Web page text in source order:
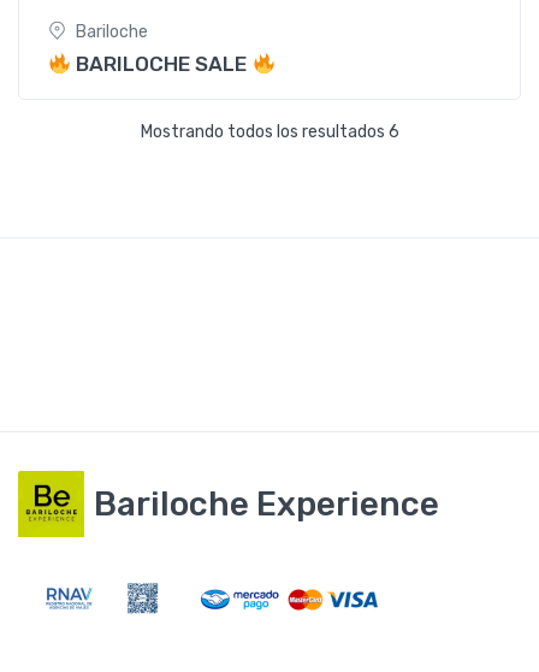
Bariloche
BARILOCHE SALE
Mostrando todos los resultados 6
Bariloche Experience